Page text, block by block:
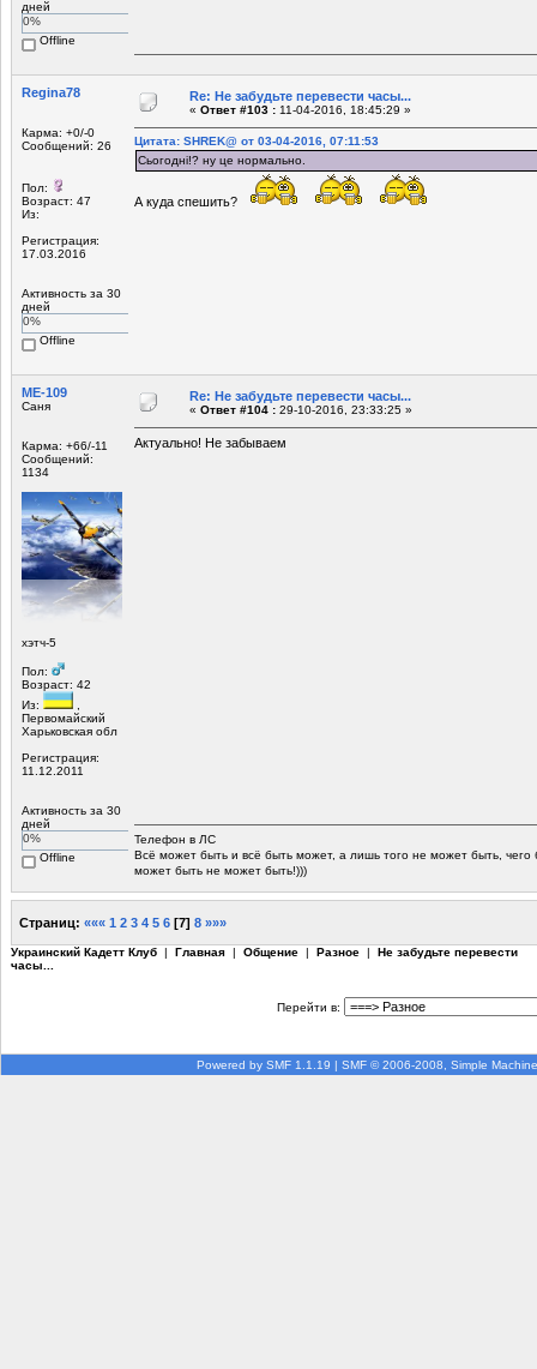
дней
0%
Offline
Regina78
Карма: +0/-0
Сообщений: 26
Пол:
Возраст: 47
Из:
Регистрация:
17.03.2016
Активность за 30
дней
0%
Offline
Re: Не забудьте перевести часы...
« Ответ #103 : 11-04-2016, 18:45:29 »
Цитата: SHREK@ от 03-04-2016, 07:11:53
Сьогодні!? ну це нормально.
А куда спешить?
МЕ-109
Саня
Карма: +66/-11
Сообщений:
1134
хэтч-5
Пол:
Возраст: 42
Из:
,
Первомайский
Харьковская обл
Регистрация:
11.12.2011
Активность за 30
дней
0%
Offline
Re: Не забудьте перевести часы...
« Ответ #104 : 29-10-2016, 23:33:25 »
Актуально! Не забываем
Телефон в ЛС
Всё может быть и всё быть может, а лишь того не может быть,
может быть не может быть!)))
Страниц: ««« 1 2 3 4 5 6 [7] 8 »»»
Украинский Кадетт Клуб | Главная | Общение | Разное | Не забудьте перевести
часы...
Перейти в:
Powered by SMF 1.1.19 | SMF © 2006-2008, Simple